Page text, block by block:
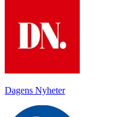
Dagens Nyheter